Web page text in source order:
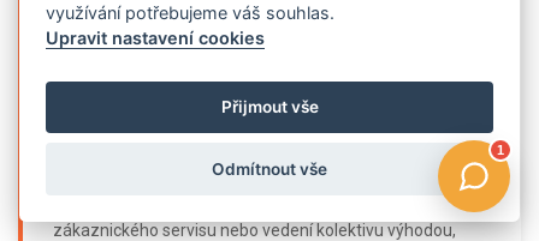
Požadujeme
a organizační schopnosti, samostatný a odpovědný
schopnost spolupracovat v týmu i samostatně řešit
zákaznického servisu nebo vedení kolektivu výhodou,
využívání potřebujeme váš souhlas.
Upravit nastavení cookies
Přijmout vše
Odmítnout vše